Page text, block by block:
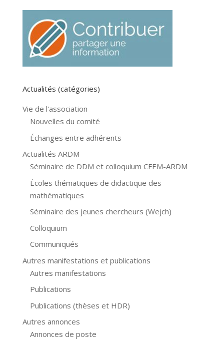
Actualités (catégories)
Vie de l'association
Nouvelles du comité
Échanges entre adhérents
Actualités ARDM
Séminaire de DDM et colloquium CFEM-ARDM
Écoles thématiques de didactique des
mathématiques
Séminaire des jeunes chercheurs (Wejch)
Colloquium
Communiqués
Autres manifestations et publications
Autres manifestations
Publications
Publications (thèses et HDR)
Autres annonces
Annonces de poste